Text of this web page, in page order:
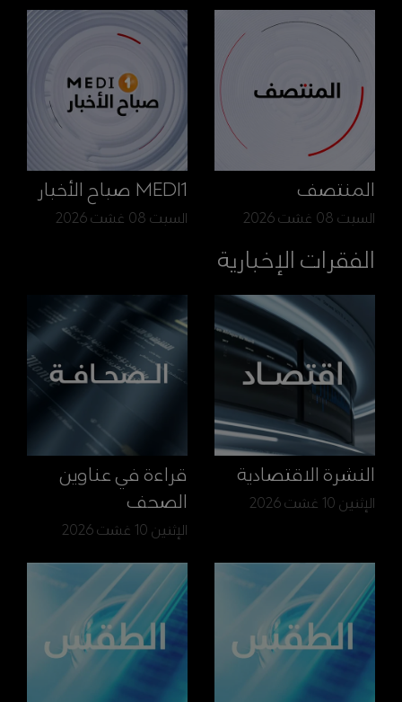
المنتصف
السبت 08 غشت 2026
MEDI1 صباح الأخبار
السبت 08 غشت 2026
الفقرات الإخبارية
النشرة الاقتصادية
الإثنين 10 غشت 2026
قراءة في عناوين
الصحف
الإثنين 10 غشت 2026